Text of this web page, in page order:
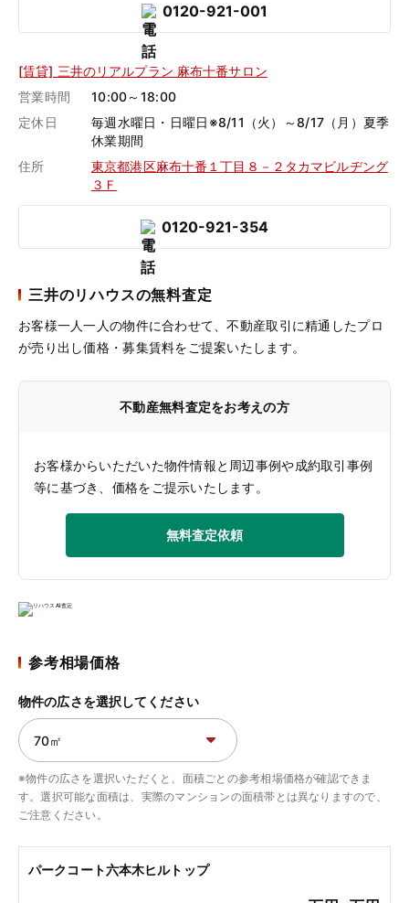
0120-921-001
[賃貸] 三井のリアルプラン 麻布十番サロン
営業時間
10:00～18:00
定休日
毎週水曜日・日曜日※8/11（火）～8/17（月）夏季
休業期間
住所
東京都港区麻布十番１丁目８－２タカマビルヂング
３Ｆ
0120-921-354
三井のリハウスの無料査定
お客様一人一人の物件に合わせて、不動産取引に精通したプロ
が売り出し価格・募集賃料をご提案いたします。
不動産無料査定をお考えの方
お客様からいただいた物件情報と周辺事例や成約取引事例
等に基づき、価格をご提示いたします。
無料査定依頼
参考相場価格
パークコート六本木ヒルトップ
物件の広さを選択してください
※物件の広さを選択いただくと、面積ごとの参考相場価格が確認できま
す。選択可能な面積は、実際のマンションの面積帯とは異なりますので、
ご注意ください。